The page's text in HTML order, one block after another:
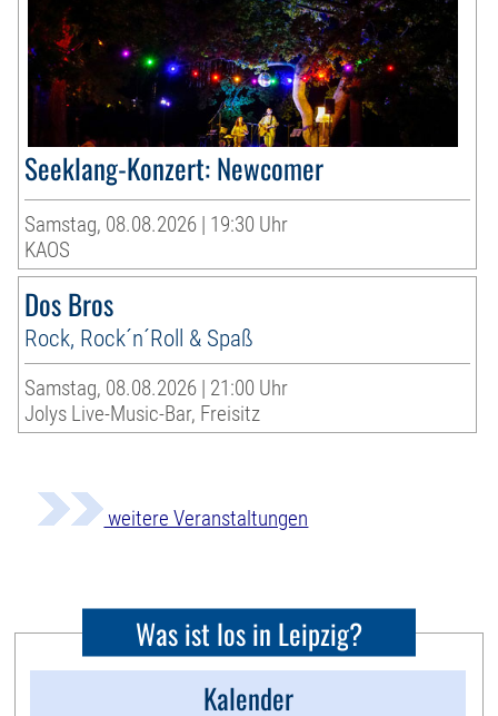
Seeklang-Konzert: Newcomer
Samstag, 08.08.2026 | 19:30 Uhr
KAOS
Dos Bros
Rock, Rock´n´Roll & Spaß
Samstag, 08.08.2026 | 21:00 Uhr
Jolys Live-Music-Bar, Freisitz
weitere Veranstaltungen
Was ist los in Leipzig?
Kalender